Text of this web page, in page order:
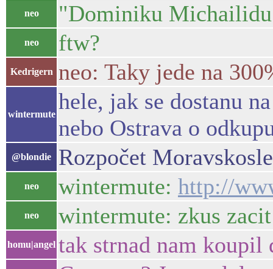
neo "Dominiku
neo ftw?
Kedrigern neo: Taky jede na
wintermute
hele, jak se dostanu
nebo Ostrava o
@blondie Rozpočet
neo wintermute: http://
neo wintermute: zkus
homu|angel tak strnad nam